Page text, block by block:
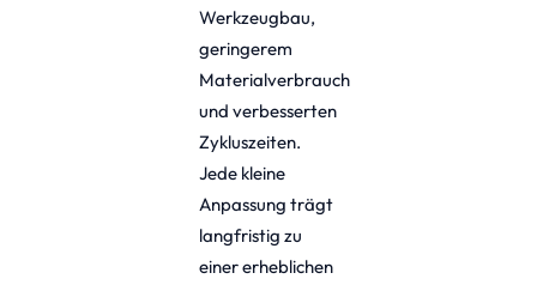
Werkzeugbau,
geringerem
Materialverbrauch
und verbesserten
Zykluszeiten.
Jede kleine
Anpassung trägt
langfristig zu
einer erheblichen